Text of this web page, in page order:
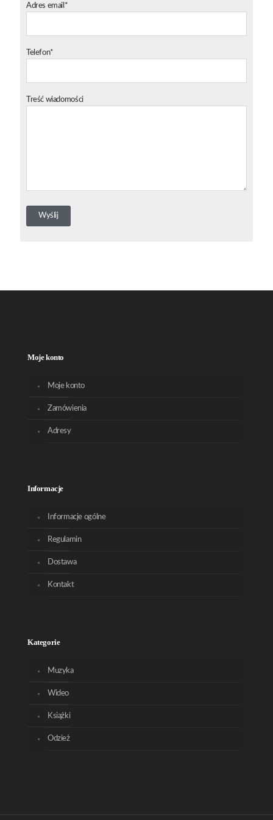
Adres email*
Telefon*
Treść wiadomości
Moje konto
Moje konto
Zamówienia
Adresy
Informacje
Informacje ogólne
Regulamin
Dostawa
Kontakt
Kategorie
Muzyka
Wideo
Książki
Odzież